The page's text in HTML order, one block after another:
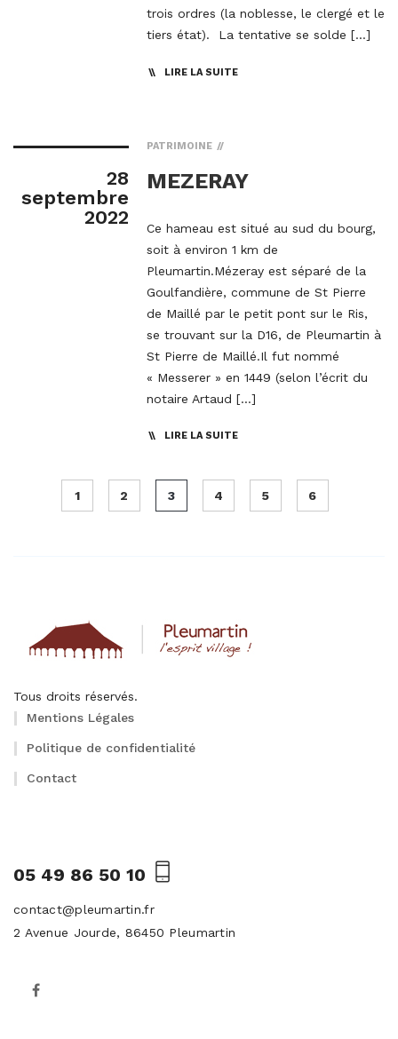
trois ordres (la noblesse, le clergé et le
tiers état). La tentative se solde […]
LIRE LA SUITE
28
septembre
2022
PATRIMOINE
MEZERAY
Ce hameau est situé au sud du bourg,
soit à environ 1 km de
Pleumartin.Mézeray est séparé de la
Goulfandière, commune de St Pierre
de Maillé par le petit pont sur le Ris,
se trouvant sur la D16, de Pleumartin à
St Pierre de Maillé.Il fut nommé
« Messerer » en 1449 (selon l’écrit du
notaire Artaud […]
LIRE LA SUITE
1 2 3 4 5 6
Tous droits réservés.
Mentions Légales
Politique de confidentialité
Contact
05 49 86 50 10
contact@pleumartin.fr
2 Avenue Jourde, 86450 Pleumartin